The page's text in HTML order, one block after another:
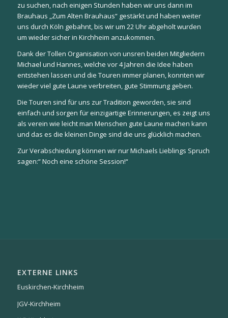
zu suchen, nach einigen Stunden haben wir uns dann im
Brauhaus „Zum Alten Brauhaus“ gestärkt und haben weiter
uns durch Köln gebahnt, bis wir um 22 Uhr abgeholt wurden
um wieder sicher in Kirchheim anzukommen.
Dank der Tollen Organisation von unsren beiden Mitgliedern
Michael und Hannes, welche vor 4 Jahren die Idee haben
entstehen lassen und die Touren immer planen, konnten wir
wieder viel gute Laune verbreiten, gute Stimmung geben.
Die Touren sind für uns zur Tradition geworden, sie sind
einfach und sorgen für einzigartige Erinnerungen, es zeigt uns
als verein wie leicht man Menschen gute Laune machen kann
und das es die kleinen Dinge sind die uns glücklich machen.
Zur Verabschiedung können wir nur Michaels Lieblings Spruch
sagen:“ Noch eine schöne Session!“
EXTERNE LINKS
Euskirchen-Kirchheim
JGV-Kirchheim